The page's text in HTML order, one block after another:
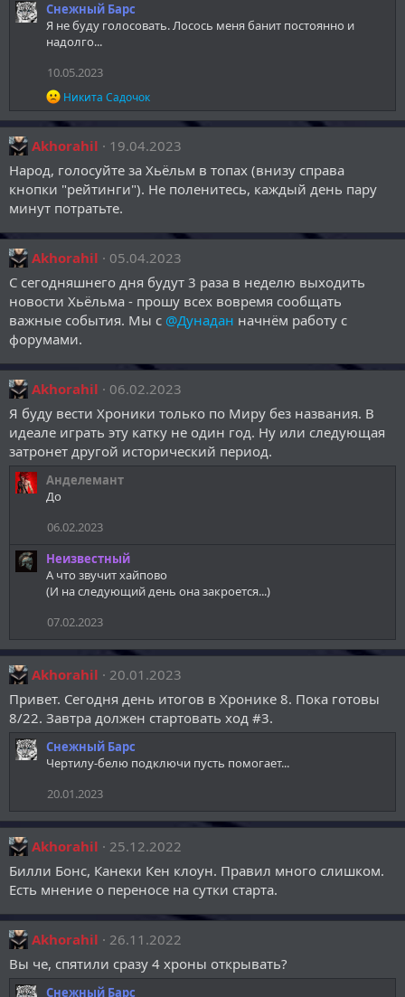
а Снежный Барс
Я не буду голосовать. Лосось меня банит постоянно и
надолго...
10.05.2023
Р
е
а
ц
и
и
Никита Садочок
Akhorahil
19.04.2023
Народ, голосуйте за Хьёльм в топах (внизу справа
кнопки "рейтинги"). Не поленитесь, каждый день пару
минут потратьте.
Akhorahil
05.04.2023
С сегодняшнего дня будут 3 раза в неделю выходить
новости Хьёльма - прошу всех вовремя сообщать
важные события. Мы с @Дунадан начнём работу с
форумами.
Akhorahil
06.02.2023
Я буду вести Хроники только по Миру без названия. В
идеале играть эту катку не один год. Ну или следующая
затронет другой исторический период.
Анделемант
До
06.02.2023
Неизвестный
А что звучит хайпово
(И на следующий день она закроется...)
07.02.2023
Akhorahil
20.01.2023
Привет. Сегодня день итогов в Хронике 8. Пока готовы
8/22. Завтра должен стартовать ход #3.
Снежный Барс
Чертилу-белю подключи пусть помогает...
20.01.2023
Akhorahil
25.12.2022
Билли Бонс, Канеки Кен клоун. Правил много слишком.
Есть мнение о переносе на сутки старта.
Akhorahil
26.11.2022
Вы че, спятили сразу 4 хроны открывать?
Снежный Барс